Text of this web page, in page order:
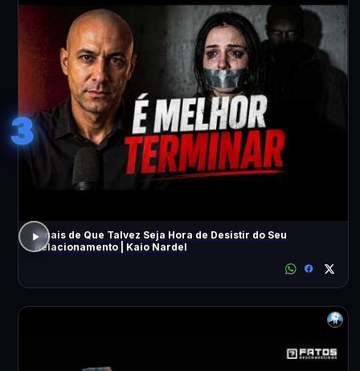
3
Sinais de Que Talvez Seja Hora de Desistir do Seu
Relacionamento | Kaio Nardel